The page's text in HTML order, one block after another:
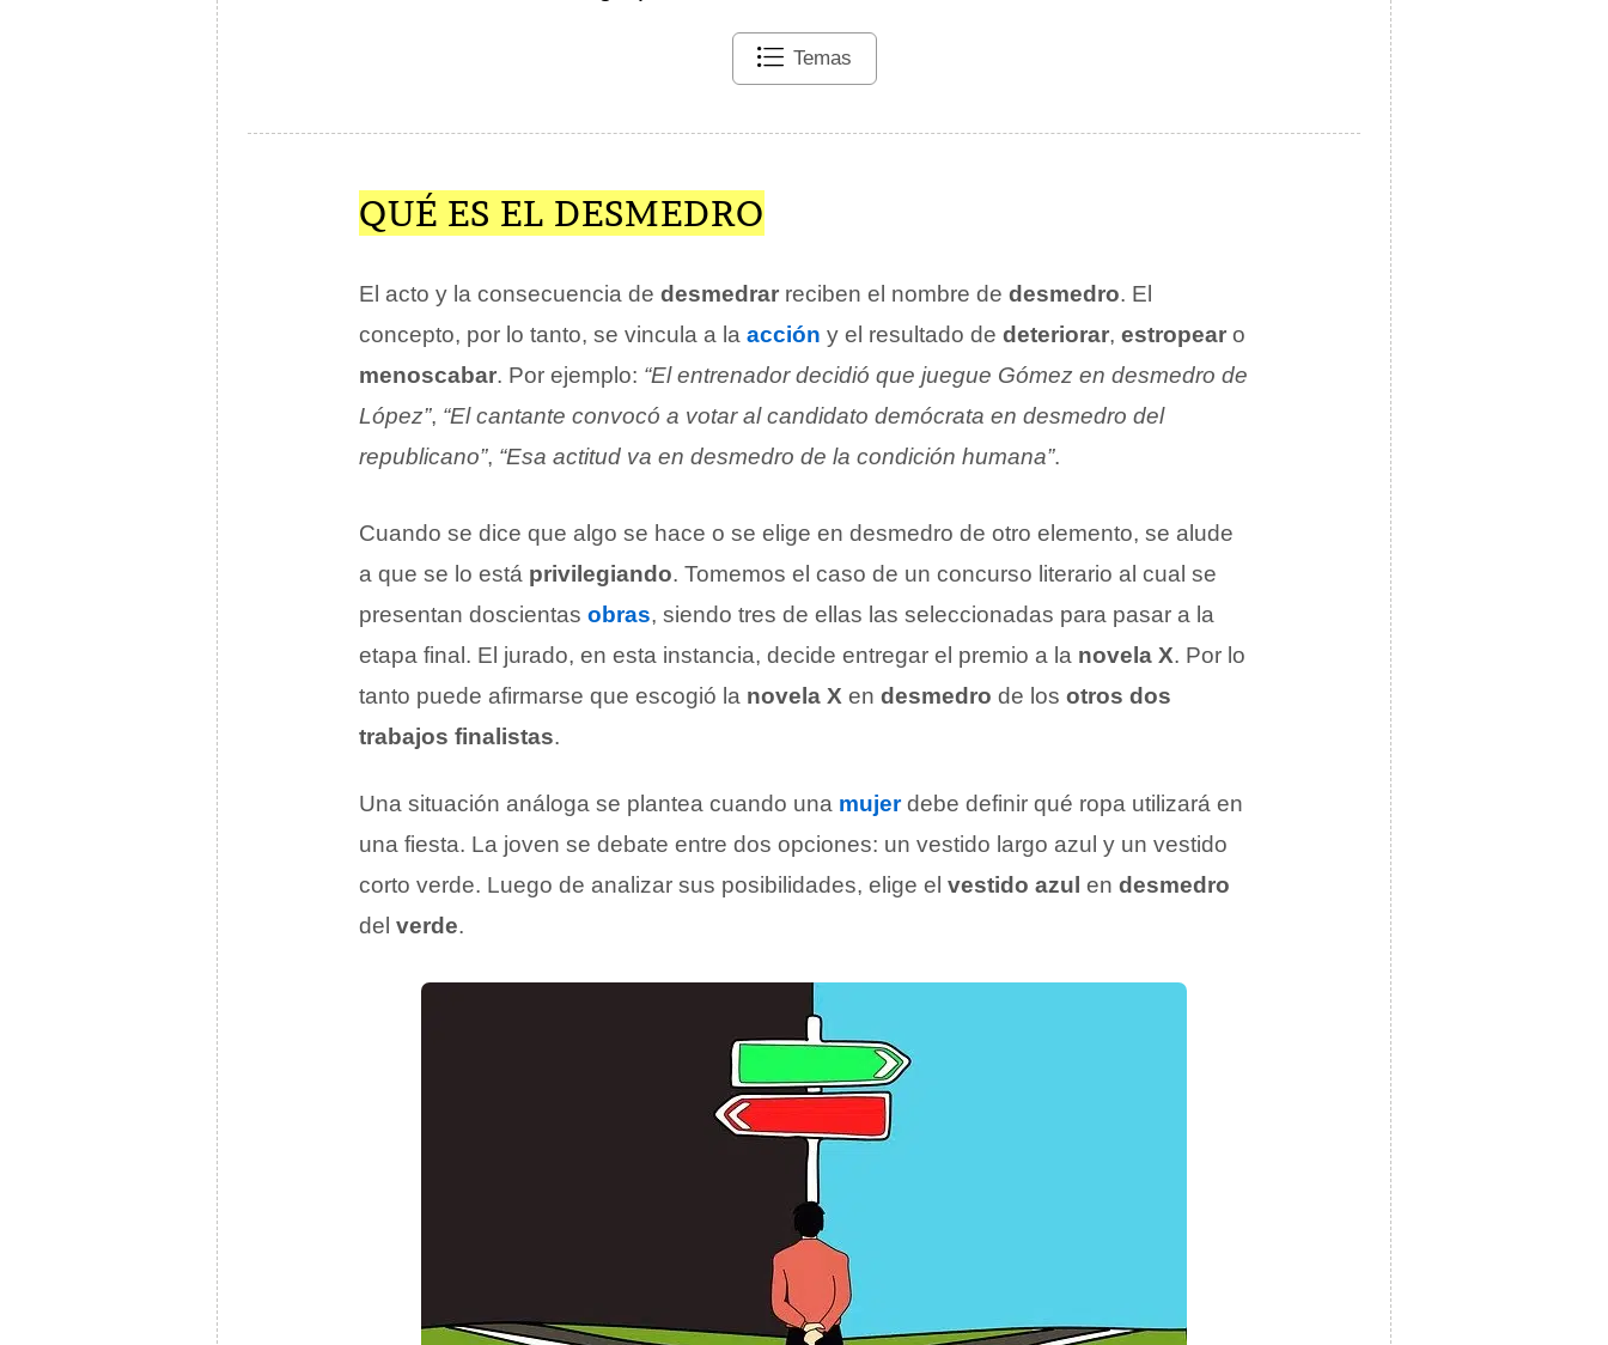
Temas
QUÉ ES EL DESMEDRO
El acto y la consecuencia de desmedrar reciben el nombre de desmedro. El
concepto, por lo tanto, se vincula a la acción y el resultado de deteriorar, estropear o
menoscabar. Por ejemplo: “El entrenador decidió que juegue Gómez en desmedro de
López”, “El cantante convocó a votar al candidato demócrata en desmedro del
republicano”, “Esa actitud va en desmedro de la condición humana”.
Cuando se dice que algo se hace o se elige en desmedro de otro elemento, se alude
a que se lo está privilegiando. Tomemos el caso de un concurso literario al cual se
presentan doscientas obras, siendo tres de ellas las seleccionadas para pasar a la
etapa final. El jurado, en esta instancia, decide entregar el premio a la novela X. Por lo
tanto puede afirmarse que escogió la novela X en desmedro de los otros dos
trabajos finalistas.
Una situación análoga se plantea cuando una mujerdebe definir qué ropa utilizará en
una fiesta. La joven se debate entre dos opciones: un vestido largo azul y un vestido
corto verde. Luego de analizar sus posibilidades, elige el vestido azul en desmedro
del verde.